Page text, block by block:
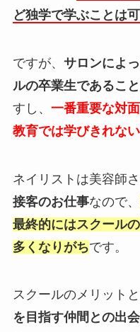
ど独学で学ぶことは
ですが、 サロンによ
ルの卒業生であるこ
すし、 一番重要な対
教育では学びきれな
ネイリストは美容師さ
接客のお仕事なので、
最終的にはスクール
多くなりがちです。
スクールのメリット
を目指す仲間との出